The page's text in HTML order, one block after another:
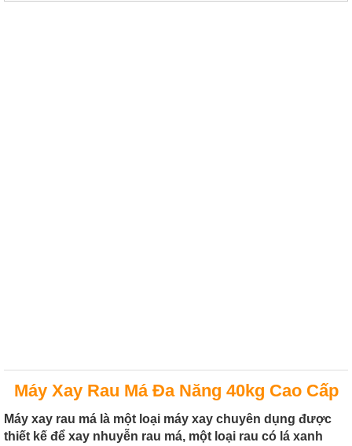
Máy Xay Rau Má Đa Năng 40kg Cao Cấp
Máy xay rau má là một loại máy xay chuyên dụng được
thiết kế để xay nhuyễn rau má, một loại rau có lá xanh